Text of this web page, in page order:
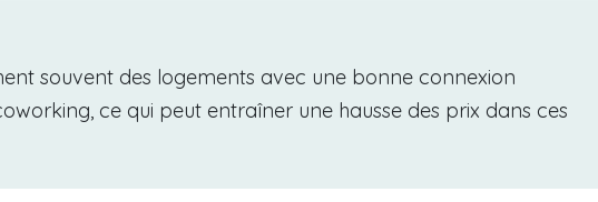
souvent des logements avec une bonne connexion
ce qui peut entraîner une hausse des prix dans ces